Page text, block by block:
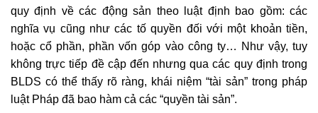
quy định về các động sản theo luật định bao gồm: các
nghĩa vụ cũng như các tố quyền đối với một khoản tiền,
hoặc cổ phần, phần vốn góp vào công ty… Như vậy, tuy
không trực tiếp đề cập đến nhưng qua các quy định trong
BLDS có thể thấy rõ ràng, khái niệm “tài sản” trong pháp
luật Pháp đã bao hàm cả các “quyền tài sản”.